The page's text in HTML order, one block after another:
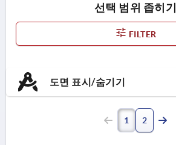
선택 범위 좁히기
FILTER
도면 표시/숨기기
1 2